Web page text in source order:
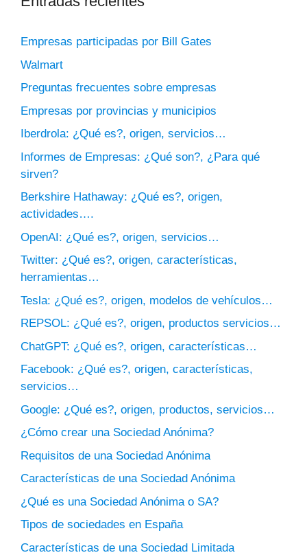
Empresas participadas por Bill Gates
Walmart
Preguntas frecuentes sobre empresas
Empresas por provincias y municipios
Iberdrola: ¿Qué es?, origen, servicios…
Informes de Empresas: ¿Qué son?, ¿Para qué
sirven?
Berkshire Hathaway: ¿Qué es?, origen,
actividades….
OpenAI: ¿Qué es?, origen, servicios…
Twitter: ¿Qué es?, origen, características,
herramientas…
Tesla: ¿Qué es?, origen, modelos de vehículos…
REPSOL: ¿Qué es?, origen, productos servicios…
ChatGPT: ¿Qué es?, origen, características…
Facebook: ¿Qué es?, origen, características,
servicios…
Google: ¿Qué es?, origen, productos, servicios…
¿Cómo crear una Sociedad Anónima?
Requisitos de una Sociedad Anónima
Características de una Sociedad Anónima
¿Qué es una Sociedad Anónima o SA?
Tipos de sociedades en España
Características de una Sociedad Limitada